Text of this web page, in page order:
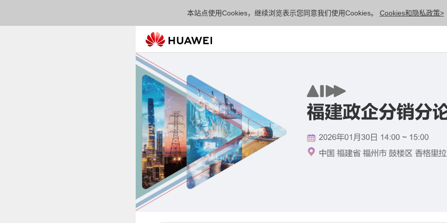
本站点使用Cookies，继续浏览表示您同意我们使用Cookies。 Cookies和隐私政策>